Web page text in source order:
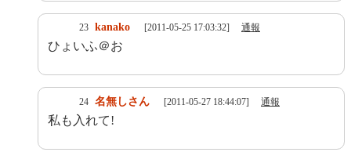
23 kanako [2011-05-25 17:03:32] 通報
ひょいふ＠お
24 名無しさん [2011-05-27 18:44:07] 通報
私も入れて!